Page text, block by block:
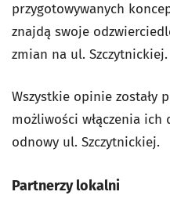
przygotowywanych
znajdą swoje
zmian na ul. Szczytnickiej.
Wszystkie opinie zostały
możliwości włączenia
odnowy ul. Szczytnickiej.
Partnerzy lokalni